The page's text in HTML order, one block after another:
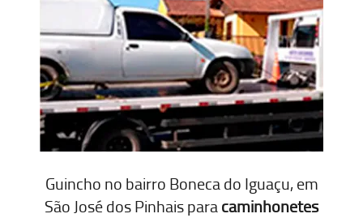
Guincho no bairro Boneca do Iguaçu, em
São José dos Pinhais paracaminhonetes